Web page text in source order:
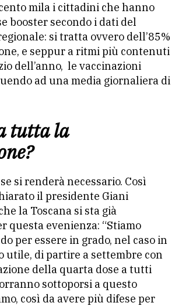
mila i cittadini che hanno
booster secondo i dati del
si tratta ovvero dell’85%
e seppur a ritmi più contenuti
dell’anno, le vaccinazioni
ad una media giornaliera di
tutta la
si renderà necessario. Così
il presidente Giani
la Toscana si sta già
questa evenienza: “Stiamo
per essere in grado, nel caso in
utile, di partire a settembre con
della quarta dose a tutti
sottoporsi a questo
così da avere più difese per